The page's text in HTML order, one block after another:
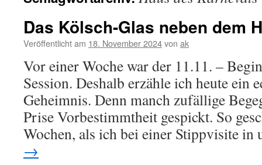
Das Kölsch-Glas neben dem
Veröffentlicht am 18. November 2024von ak
Vor einer Woche war der 11.11. –
Session. Deshalb erzähle ich heute ein
Geheimnis. Denn manch zufällige
Prise Vorbestimmtheit gespickt. So
Wochen, als ich bei einer Stippvisite
→